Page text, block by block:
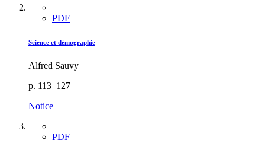
PDF
Science et démographie
Alfred Sauvy
p. 113–127
Notice
PDF